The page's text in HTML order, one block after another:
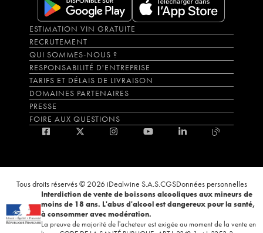
ESTIMATION VIN GRATUITE
RECRUTEMENT
QUI SOMMES-NOUS ?
RESPONSABILITÉ D'ENTREPRISE
TARIFS ET DÉLAIS DE LIVRAISON
DOMAINES PARTENAIRES
PRESSE
FOIRE AUX QUESTIONS
Tous droits réservés © 2026 iDealwine S.A.S.CGSDonnées personnelles
Interdiction de vente de boissons alcooliques aux mineurs de
moins de 18 ans. L'abus d'alcool est dangereux pour la santé,
à consommer avec modération.
La preuve de majorité de l'acheteur est exigée au moment de la vente en